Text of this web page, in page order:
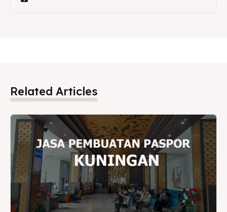
Related Articles